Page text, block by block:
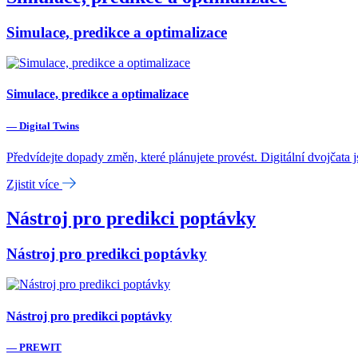
Simulace, predikce a optimalizace
Simulace, predikce a optimalizace
— Digital Twins
Předvídejte dopady změn, které plánujete provést. Digitální
Zjistit více
Nástroj pro predikci poptávky
Nástroj pro predikci poptávky
Nástroj pro predikci poptávky
— PREWIT